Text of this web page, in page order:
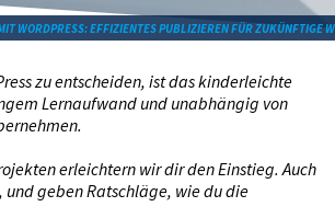
WORDPRESS: EFFIZIENTES PUBLIZIEREN FÜR ZUKÜNFTIGE
zu entscheiden, ist das kinderleichte
Lernaufwand und unabhängig von
erleichtern wir dir den Einstieg. Auch
und geben Ratschläge, wie du die